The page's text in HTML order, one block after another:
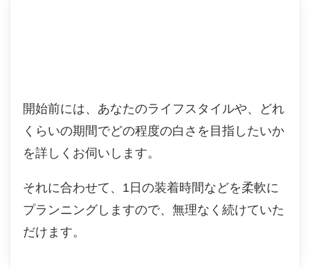
開始前には、あなたのライフスタイルや、どれ
くらいの期間でどの程度の白さを目指したいか
を詳しくお伺いします。
それに合わせて、1日の装着時間などを柔軟に
プランニングしますので、無理なく続けていた
だけます。